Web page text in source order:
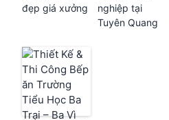
đẹp giá xưởng
nghiệp tại
Tuyên Quang